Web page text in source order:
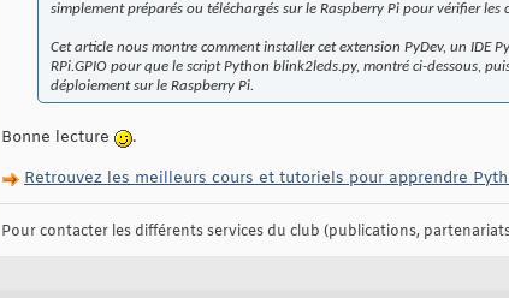
simplement préparés ou téléchargés sur le Raspberry Pi pour vérifier
Cet article nous montre comment installer cet extension PyDev, un IDE
RPi.GPIO pour que le script Python blink2leds.py, montré ci-dessous,
déploiement sur le Raspberry Pi.
Bonne lecture
.
Retrouvez les meilleurs cours et tutoriels pour apprendre
Pour contacter les différents services du club (publications,